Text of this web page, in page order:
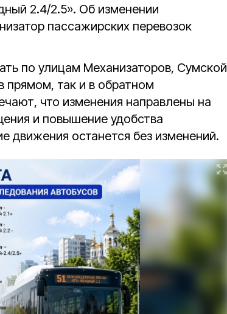
2.4/2.5». Об изменении
пассажирских перевозок
по улицам Механизаторов, Сумской
прямом, так и в обратном
что изменения направлены на
и повышение удобства
движения останется без изменений.